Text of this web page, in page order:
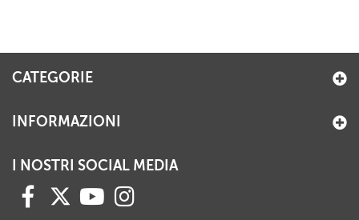
CATEGORIE
INFORMAZIONI
I NOSTRI SOCIAL MEDIA